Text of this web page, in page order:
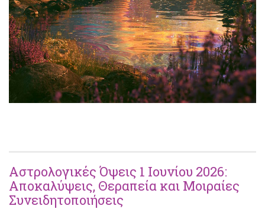
Αστρολογικές Όψεις 1 Ιουνίου 2026:
Αποκαλύψεις, Θεραπεία και Μοιραίες
Συνειδητοποιήσεις